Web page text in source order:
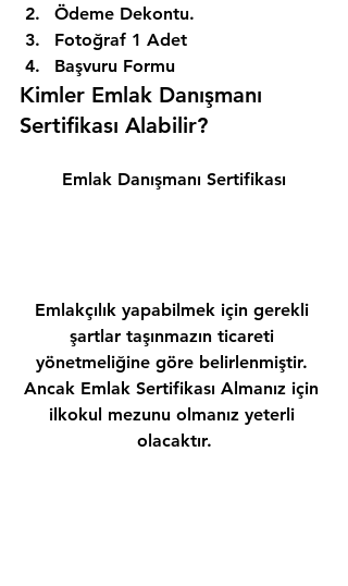
Ödeme Dekontu.
Fotoğraf 1 Adet
Başvuru Formu
Kimler Emlak Danışmanı
Sertifikası Alabilir?
Emlak Danışmanı Sertifikası
Emlakçılık yapabilmek için gerekli
şartlar taşınmazın ticareti
yönetmeliğine göre belirlenmiştir.
Ancak Emlak Sertifikası Almanız için
ilkokul mezunu olmanız yeterli
olacaktır.